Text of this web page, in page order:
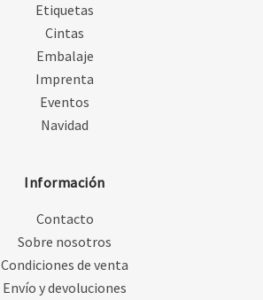
Etiquetas
Cintas
Embalaje
Imprenta
Eventos
Navidad
Información
Contacto
Sobre nosotros
Condiciones de venta
Envío y devoluciones